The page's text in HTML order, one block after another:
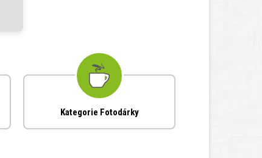
Kategorie Fotodárky